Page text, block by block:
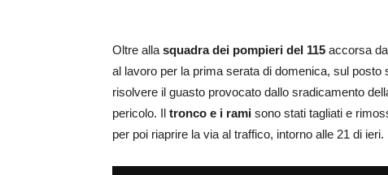
Oltre alla squadra dei pompieri del 115 accorsa
al lavoro per la prima serata di domenica, sul posto
risolvere il guasto provocato dallo sradicamento
pericolo. Il tronco e i rami sono stati tagliati e
per poi riaprire la via al traffico, intorno alle 21 di ieri.